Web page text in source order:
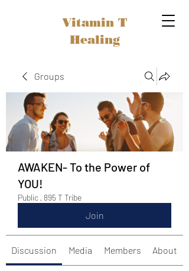
Vitamin T
Healing
Groups
AWAKEN- To the Power of
YOU!
Public · 895 T Tribe
Join
Discussion Media Members About